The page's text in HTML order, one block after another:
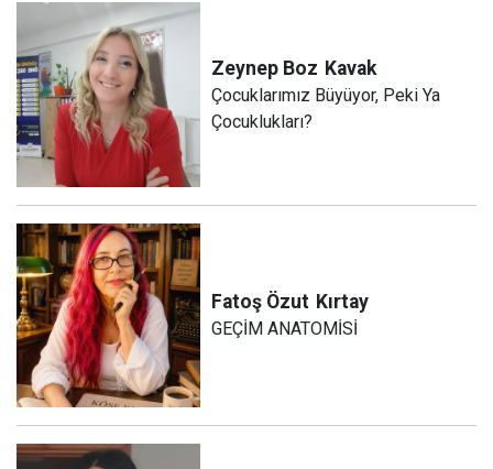
Zeynep Boz Kavak
Çocuklarımız Büyüyor, Peki Ya
Çocuklukları?
Fatoş Özut Kırtay
GEÇİM ANATOMİSİ